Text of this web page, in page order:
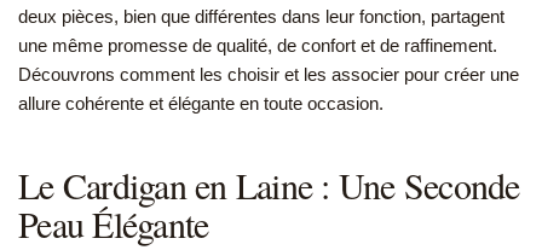
deux pièces, bien que différentes dans leur fonction, partagent
une même promesse de qualité, de confort et de raffinement.
Découvrons comment les choisir et les associer pour créer une
allure cohérente et élégante en toute occasion.
Le Cardigan en Laine : Une Seconde
Peau Élégante